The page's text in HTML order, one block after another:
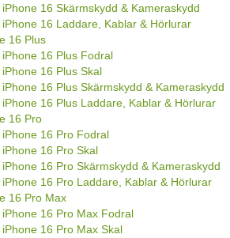
iPhone 16 Skärmskydd & Kameraskydd
iPhone 16 Laddare, Kablar & Hörlurar
16 Plus
iPhone 16 Plus Fodral
iPhone 16 Plus Skal
iPhone 16 Plus Skärmskydd & Kameraskydd
iPhone 16 Plus Laddare, Kablar & Hörlurar
16 Pro
iPhone 16 Pro Fodral
iPhone 16 Pro Skal
iPhone 16 Pro Skärmskydd & Kameraskydd
iPhone 16 Pro Laddare, Kablar & Hörlurar
16 Pro Max
iPhone 16 Pro Max Fodral
iPhone 16 Pro Max Skal